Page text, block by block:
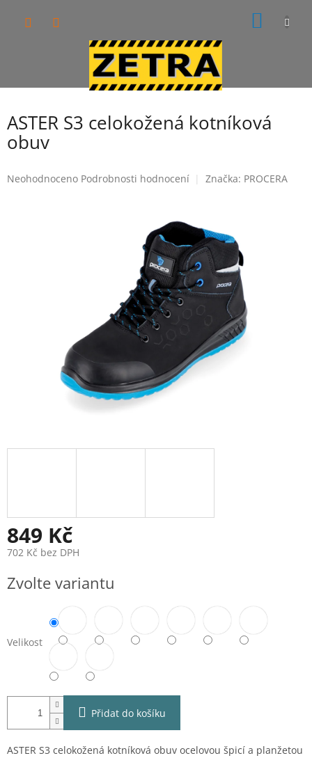
ASTER S3 celokožená kotníková
obuv
Průměrné
Neohodnoceno Podrobnosti hodnocení Značka: PROCERA
849 Kč
702 Kč bez DPH
cena:
Zvolte variantu
Velikost
Přidat do košíku
ASTER S3 celokožená kotníková obuv ocelovou špicí a planžetou